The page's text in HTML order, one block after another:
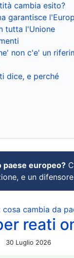
cambia esito?
garantisce
tutta l'Unione
non c'e' un
dice, e perché
paese europeo?
e un
cambia da
reati
30 Luglio 2026